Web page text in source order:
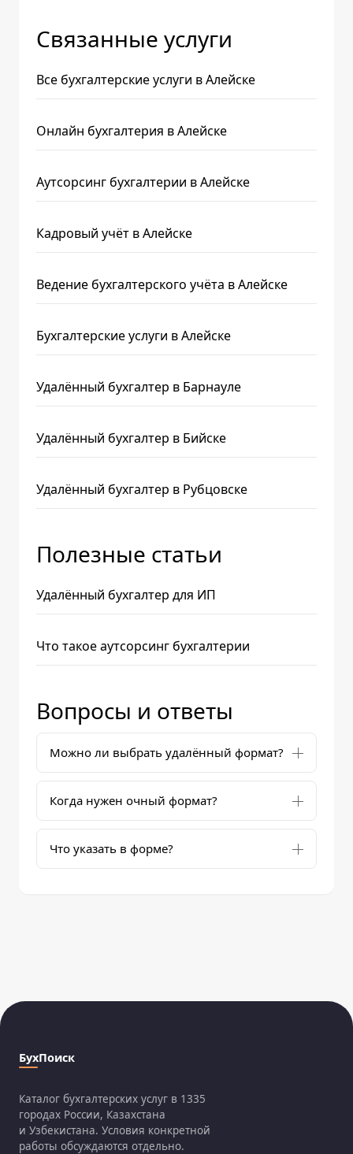
Связанные услуги
Все бухгалтерские услуги в Алейске
Онлайн бухгалтерия в Алейске
Аутсорсинг бухгалтерии в Алейске
Кадровый учёт в Алейске
Ведение бухгалтерского учёта в Алейске
Бухгалтерские услуги в Алейске
Удалённый бухгалтер в Барнауле
Удалённый бухгалтер в Бийске
Удалённый бухгалтер в Рубцовске
Полезные статьи
Удалённый бухгалтер для ИП
Что такое аутсорсинг бухгалтерии
Вопросы и ответы
Можно ли выбрать удалённый формат?
Когда нужен очный формат?
Что указать в форме?
БухПоиск
Каталог бухгалтерских услуг в 1335
городах России, Казахстана
и Узбекистана. Условия конкретной
работы обсуждаются отдельно.